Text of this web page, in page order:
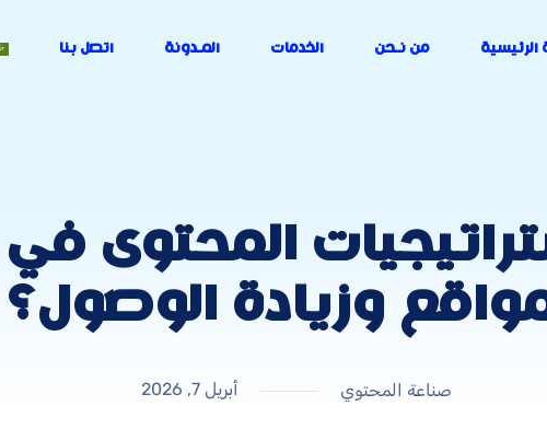
الرئيسية من نـحن الخدمات المـدونة اتصل بنا
المحتوى
وزيادة الوصول؟
صناعة المحتوي أبريل 7, 2026